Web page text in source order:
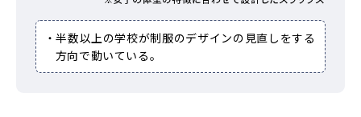
・半数以上の学校が制服のデザインの見直しをする
方向で動いている。